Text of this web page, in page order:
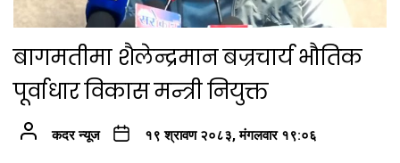
बागमतीमा शैलेन्द्रमान बज्रचार्य भौतिक
पूर्वाधार विकास मन्त्री नियुक्त
कदर न्यूज १९ श्रावण २०८३, मंगलवार १९:०६